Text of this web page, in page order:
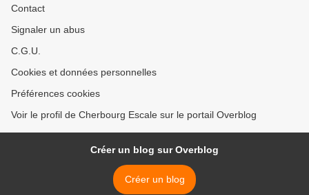
Contact
Signaler un abus
C.G.U.
Cookies et données personnelles
Préférences cookies
Voir le profil de Cherbourg Escale sur le portail Overblog
Créer un blog sur Overblog
Créer un blog